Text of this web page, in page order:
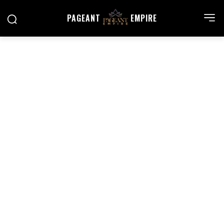
PAGEANT EMPIRE